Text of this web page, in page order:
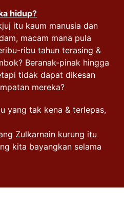
hidup?
itu kaum manusia dan
macam mana pula
ribu tahun terasing &
Beranak-pinak hingga
tidak dapat dikesan
mereka?
yang tak kena & terlepas,
Zulkarnain kurung itu
kita bayangkan selama